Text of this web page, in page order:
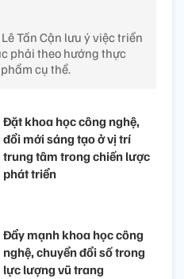
Tấn Cận lưu ý việc triển
phải theo hướng thực
cụ thể.
Đặt khoa học công nghệ,
đổi mới sáng tạo ở vị trí
trung tâm trong chiến lược
phát triển
Đẩy mạnh khoa học công
nghệ, chuyển đổi số trong
lực lượng vũ trang